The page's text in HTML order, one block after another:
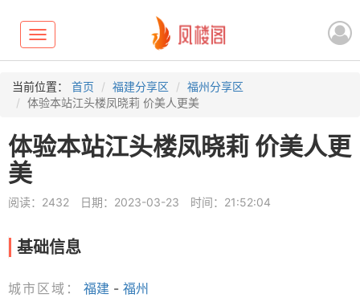
Toggle
navigation
当前位置： 首页 福建分享区
福州分享区
体验本站江头楼凤晓莉 价美人更美
体验本站江头楼凤晓莉 价美人更
美
阅读：2432 日期：2023-03-23 时间：21:52:04
基础信息
城市区域： 福建 - 福州